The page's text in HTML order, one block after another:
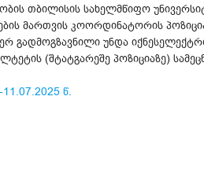
თბილისის სახელმწიფო
მართვის კოორდინატორის
გადმოგზავნილი უნდა
(შტატგარეშე პოზიციაზე)
წ.